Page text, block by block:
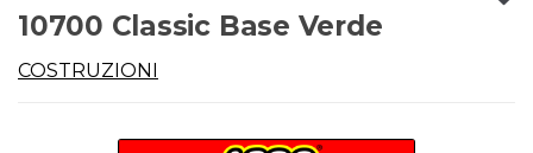
10700 Classic Base Verde
COSTRUZIONI